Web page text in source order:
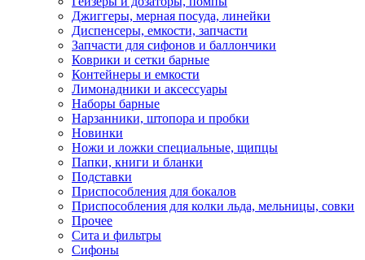
Джиггеры, мерная посуда, линейки
Диспенсеры, емкости, запчасти
Запчасти для сифонов и баллончики
Коврики и сетки барные
Контейнеры и емкости
Лимонадники и аксессуары
Наборы барные
Нарзанники, штопора и пробки
Новинки
Ножи и ложки специальные, щипцы
Папки, книги и бланки
Подставки
Приспособления для бокалов
Приспособления для колки льда, мельницы, совки
Прочее
Сита и фильтры
Сифоны